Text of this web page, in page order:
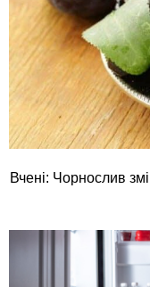
Вчені: Чорнослив